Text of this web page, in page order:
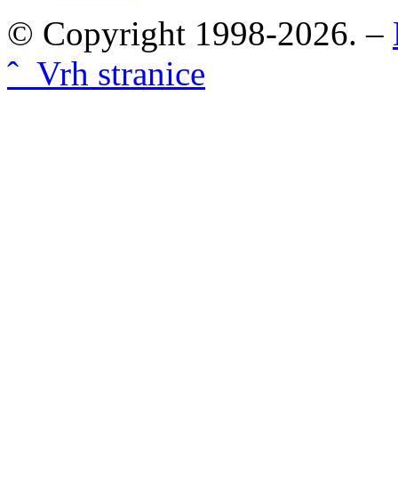
© Copyright 1998-2026. –
ˆ Vrh stranice